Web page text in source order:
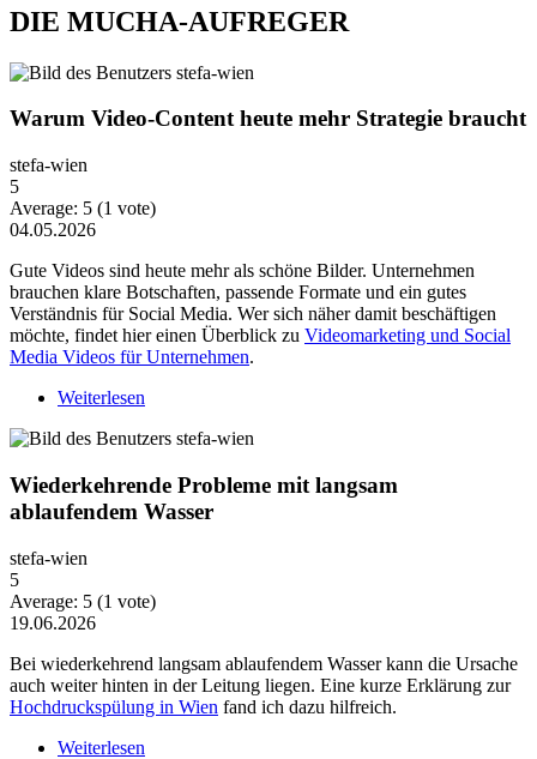
DIE MUCHA-AUFREGER
Warum Video-Content heute mehr Strategie braucht
stefa-wien
5
Average: 5 (1 vote)
04.05.2026
Gute Videos sind heute mehr als schöne Bilder. Unternehmen
brauchen klare Botschaften, passende Formate und ein gutes
Verständnis für Social Media. Wer sich näher damit beschäftigen
möchte, findet hier einen Überblick zu Videomarketing und Social
Media Videos für Unternehmen.
Weiterlesen
Wiederkehrende Probleme mit langsam
ablaufendem Wasser
stefa-wien
5
Average: 5 (1 vote)
19.06.2026
Bei wiederkehrend langsam ablaufendem Wasser kann die Ursache
auch weiter hinten in der Leitung liegen. Eine kurze Erklärung zur
Hochdruckspülung in Wien fand ich dazu hilfreich.
Weiterlesen